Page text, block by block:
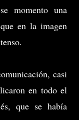
momento una
en la imagen
casi
en todo el
que se había